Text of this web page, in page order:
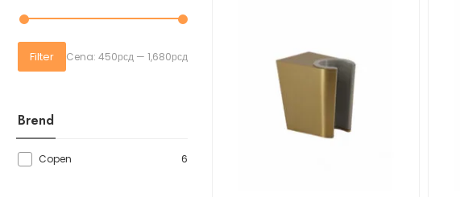
Filter Cena: 450рсд — 1,680рсд
Brend
Copen 6